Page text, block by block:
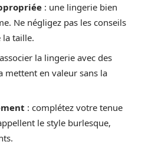
: une lingerie bien
Ne négligez pas les conseils
la taille.
la lingerie avec des
mettent en valeur sans la
: complétez votre tenue
le style burlesque,